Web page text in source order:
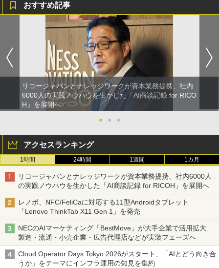
おすすめ記事
リコージャパンとナレッジワークが資本業務提携、社内
6000人の実践ノウハウを生かした「AI商談記録 for RICO
H」を展開へ
●
● ●
アクセスランキング
1時間 24時間 1週間 1カ月
リコージャパンとナレッジワークが資本業務提携、社内6000人
の実践ノウハウを生かした「AI商談記録 for RICOH」を展開へ
レノボ、NFC/FeliCaに対応する11型Androidタブレット
「Lenovo ThinkTab X11 Gen 1」を発売
NECのAIマーケティング「BestMove」が大手企業で活用拡大
製造・流通・小売企業・広告代理店などが実装フェーズへ
Cloud Operator Days Tokyo 2026がスタート、「AIとどう向き合
うか」をテーマにインフラ運用の知見を集約